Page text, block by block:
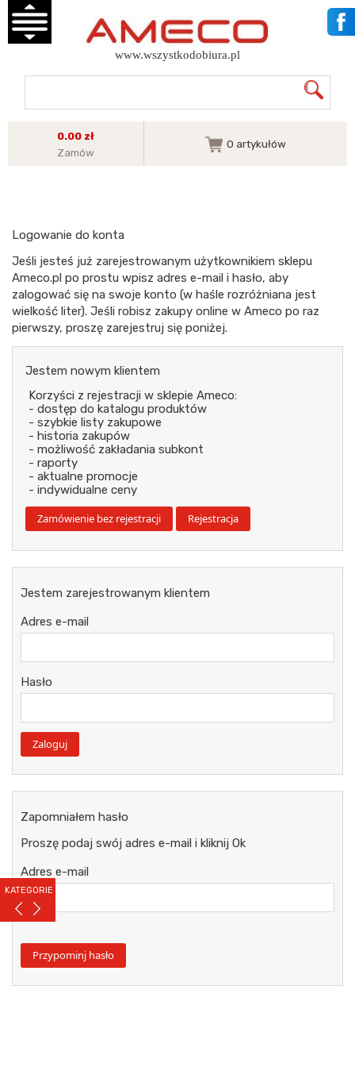
KATEGORIE
www.wszystkodobiura.pl
0.00 zł
Zamów
0 artykułów
Logowanie do konta
Jeśli jesteś już zarejestrowanym użytkownikiem sklepu
Ameco.pl po prostu wpisz adres e-mail i hasło, aby
zalogować się na swoje konto (w haśle rozróżniana jest
wielkość liter). Jeśli robisz zakupy online w Ameco po raz
pierwszy, proszę zarejestruj się poniżej.
Jestem nowym klientem
Korzyści z rejestracji w sklepie Ameco:
- dostęp do katalogu produktów
- szybkie listy zakupowe
- historia zakupów
- możliwość zakładania subkont
- raporty
- aktualne promocje
- indywidualne ceny
Jestem zarejestrowanym klientem
Adres e-mail
Hasło
Zapomniałem hasło
Proszę podaj swój adres e-mail i kliknij Ok
Adres e-mail